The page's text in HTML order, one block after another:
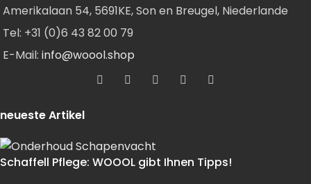
Amerikalaan 54, 5691KE, Son en Breugel, Niederlande
Tel: +31 (0)6 43 82 00 79
E-Mail: info@woool.shop
neueste Artikel
Schaffell Pflege: WOOOL gibt Ihnen Tipps!